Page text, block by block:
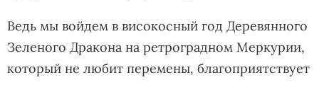
Ведь мы войдем в високосный год Деревянного
Зеленого Дракона на ретроградном Меркурии,
который не любит перемены, благоприятствует